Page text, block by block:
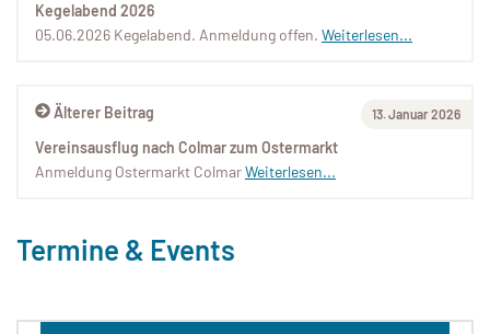
Älterer Beitrag 13. Januar 2026
Vereinsausflug nach Colmar zum Ostermarkt
Anmeldung Ostermarkt ColmarWeiterlesen...
Kegelabend 2026
05.06.2026 Kegelabend. Anmeldung offen. Weiterlesen...
Termine & Events